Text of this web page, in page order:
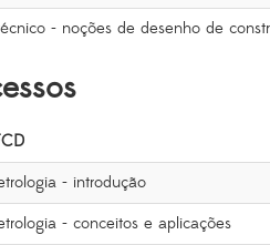
- noções de desenho de
- introdução
- conceitos e aplicações